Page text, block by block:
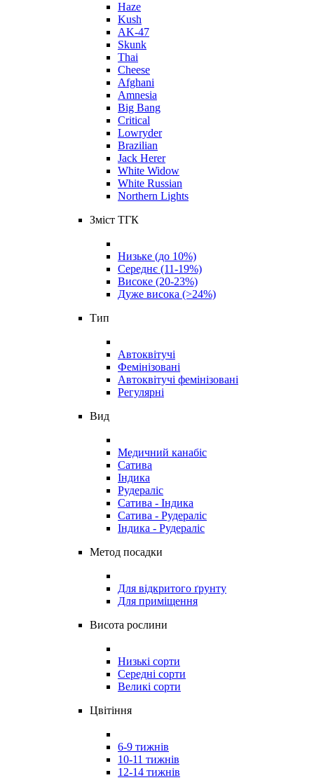
Haze
Kush
AK-47
Skunk
Thai
Cheese
Afghani
Amnesia
Big Bang
Critical
Lowryder
Brazilian
Jack Herer
White Widow
White Russian
Northern Lights
Зміст ТГК
Низьке (до 10%)
Середнє (11-19%)
Високе (20-23%)
Дуже висока (>24%)
Тип
Автоквітучі
Фемінізовані
Автоквітучі фемінізовані
Регулярні
Вид
Медичний канабіс
Сатива
Індика
Рудераліс
Сатива - Індика
Сатива - Рудераліс
Індика - Рудераліс
Метод посадки
Для відкритого ґрунту
Для приміщення
Висота рослини
Низькі сорти
Середні сорти
Великі сорти
Цвітіння
6-9 тижнів
10-11 тижнів
12-14 тижнів